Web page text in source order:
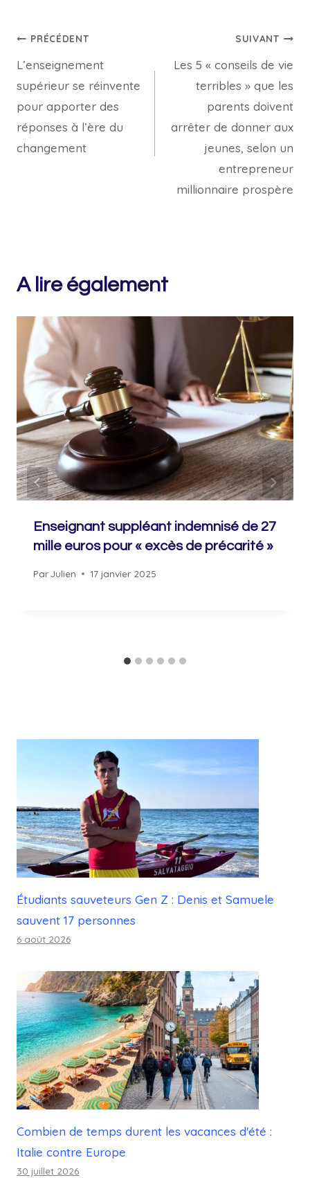
Navigation
de
l’article
PRÉCÉDENT
L’enseignement
supérieur se réinvente
pour apporter des
réponses à l’ère du
changement
SUIVANT
Les 5 « conseils de vie
terribles » que les
parents doivent
arrêter de donner aux
jeunes, selon un
entrepreneur
millionnaire prospère
A lire également
Enseignant suppléant indemnisé de 27
mille euros pour « excès de précarité »
ParJulien 17 janvier 2025
Étudiants sauveteurs Gen Z : Denis et Samuele
sauvent 17 personnes
6 août 2026
Combien de temps durent les vacances d'été :
Italie contre Europe
30 juillet 2026